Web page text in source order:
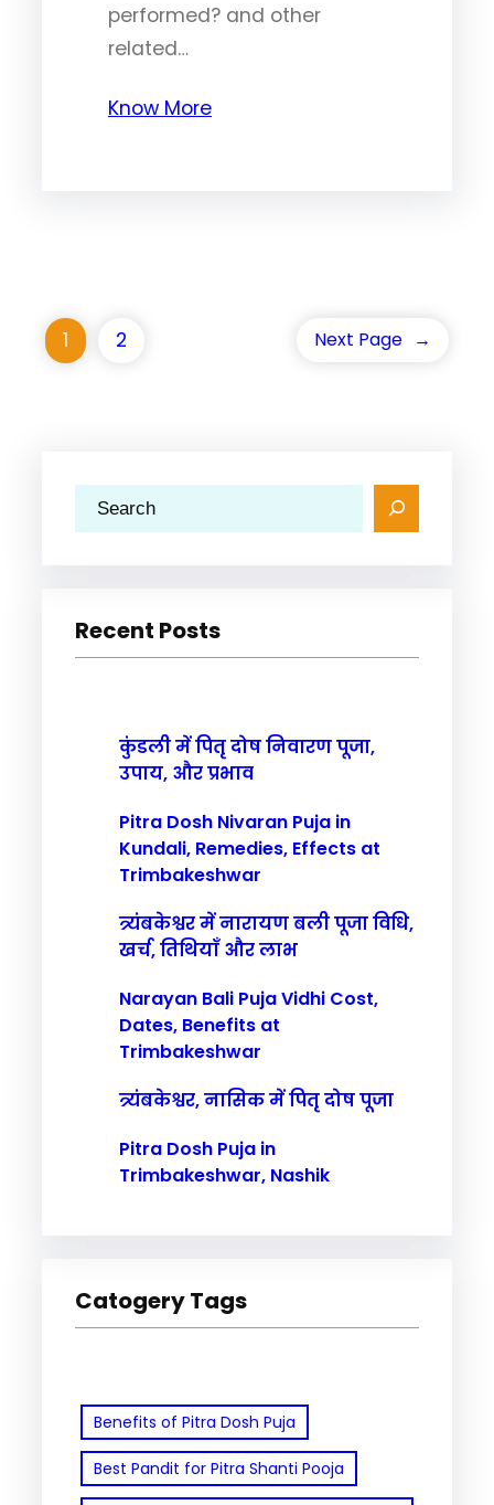
performed? and other
related…
Know More
1 2 Next Page →
e
c
h
Recent Posts
कुंडली में पितृ दोष निवारण पूजा,
उपाय, और प्रभाव
Pitra Dosh Nivaran Puja in
Kundali, Remedies, Effects at
Trimbakeshwar
त्र्यंबकेश्वर में नारायण बली पूजा विधि,
खर्च, तिथियाँ और लाभ
Narayan Bali Puja Vidhi Cost,
Dates, Benefits at
Trimbakeshwar
त्र्यंबकेश्वर, नासिक में पितृ दोष पूजा
Pitra Dosh Puja in
Trimbakeshwar, Nashik
Catogery Tags
Benefits of Pitra Dosh Puja
Best Pandit for Pitra Shanti Pooja